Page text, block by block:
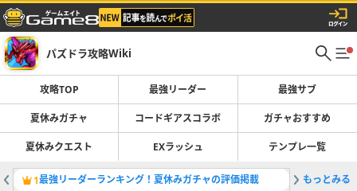
パズドラ攻略Wiki
攻略TOP 最強リーダー 最強サブ
夏休みガチャ コードギアスコラボ ガチャおすすめ
夏休みクエスト EXラッシュ テンプレ一覧
1最強リーダーランキング！夏休みガチャの評価掲載 2夏休み
もっとみる